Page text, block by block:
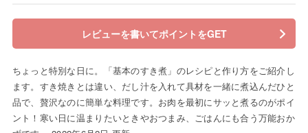
レビューを書いてポイントをGET
ちょっと特別な日に。「基本のすき煮」のレシピと作り方をご紹介し
ます。すき焼きとは違い、だし汁を入れて具材を一緒に煮込んだひと
品で、贅沢なのに簡単な料理です。お肉を最初にサッと煮るのがポイ
ント！寒い日に温まりたいときやおつまみ、ごはんにも合う万能おか